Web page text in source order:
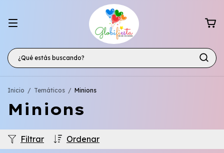
Inicio / Temáticos / Minions
Minions
Ordenar
Filtrar